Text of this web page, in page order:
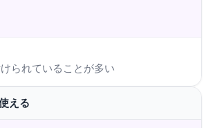
られていることが多い
える